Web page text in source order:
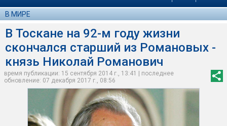
В МИРЕ
В Тоскане на 92-м году жизни
скончался старший из Романовых -
князь Николай Романович
время публикации: 15 сентября 2014 г., 13:41 | последнее
обновление: 07 декабря 2017 г., 08:56